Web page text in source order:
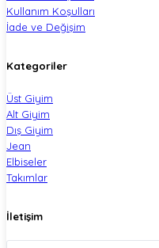
Kullanım Koşulları
İade ve Değişim
Kategoriler
Üst Giyim
Alt Giyim
Dış Giyim
Jean
Elbiseler
Takımlar
İletişim